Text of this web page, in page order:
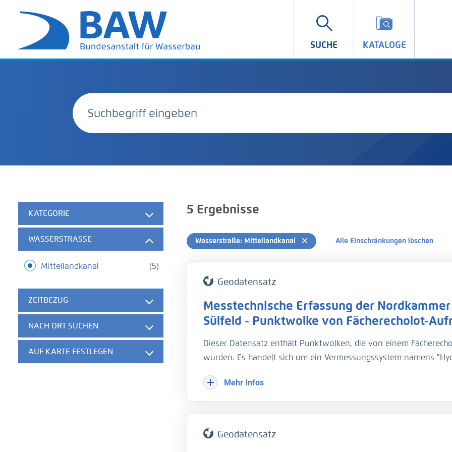
SUCHE KATALOGE
KATEGORIE
WASSERSTRASSE
(5)
Mittellandkanal
ZEITBEZUG
NACH ORT SUCHEN
AUF KARTE FESTLEGEN
5 Ergebnisse
Wasserstraße: Mittellandkanal Alle Einschränkungen löschen
Geodatensatz
Messtechnische Erfassung der
Sülfeld - Punktwolke von Fächerecholot-
Dieser Datensatz enthält Punktwolken, die von einem
wurden. Es handelt sich um ein Vermessungssystem namens
Fächerecholot und einem Tachymeter. Als Fächerecholot wurde
welches an einer Teleskopstange an der Unterseite des
wird durch einen auf der Schleusenplattform installierten
installierten Fixpunkten georeferenziert wird. Die Wände und
Geschwindigkeit von etwa 0,5 m/s und die Verschlüsse im
Mehr Infos
Geodatensatz